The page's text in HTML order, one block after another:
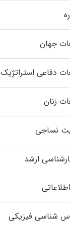
جهان
دفاعی استراتژیک
زنان
نساجی
ارشد
شناسی فیزیکی